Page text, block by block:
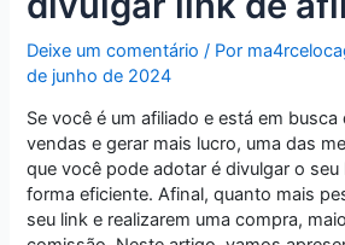
Deixe um comentário / Por
de junho de 2024
Se você é um afiliado e está em busca
vendas e gerar mais lucro, uma das
que você pode adotar é divulgar o
forma eficiente. Afinal, quanto mais
seu link e realizarem uma compra,